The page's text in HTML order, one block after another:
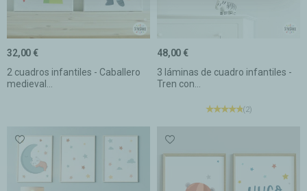
2 cuadros infantiles - Caballero
medieval...
32,00 €
3 láminas de cuadro infantiles -
Tren con...
48,00 €
(2)